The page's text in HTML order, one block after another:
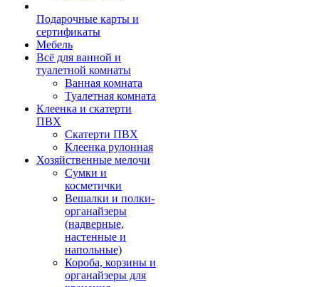
Подарочные карты и
сертификаты
Мебель
Всё для ванной и
туалетной комнаты
Ванная комната
Туалетная комната
Клеенка и скатерти
ПВХ
Скатерти ПВХ
Клеенка рулонная
Хозяйственные мелочи
Сумки и
косметички
Вешалки и полки-
органайзеры
(надверные,
настенные и
напольные)
Короба, корзины и
органайзеры для